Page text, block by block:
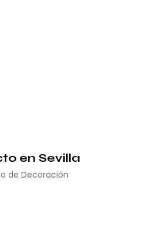
en Sevilla
de Decoración